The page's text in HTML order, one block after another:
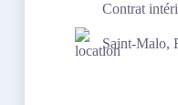
Contrat
Saint-Malo,